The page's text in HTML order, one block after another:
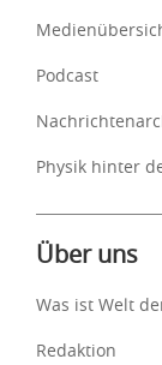
Podcast
Physik hinter
Über uns
Was ist Welt
Redaktion